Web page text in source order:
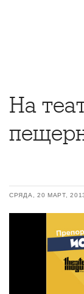
На
СРЯДА, 20 МАРТ,